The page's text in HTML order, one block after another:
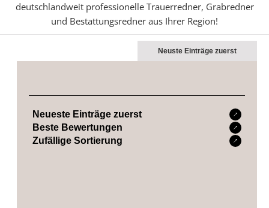
deutschlandweit professionelle Trauerredner, Grabredner
und Bestattungsredner aus Ihrer Region!
Neuste Einträge zuerst
Neueste Einträge zuerst
Beste Bewertungen
Zufällige Sortierung